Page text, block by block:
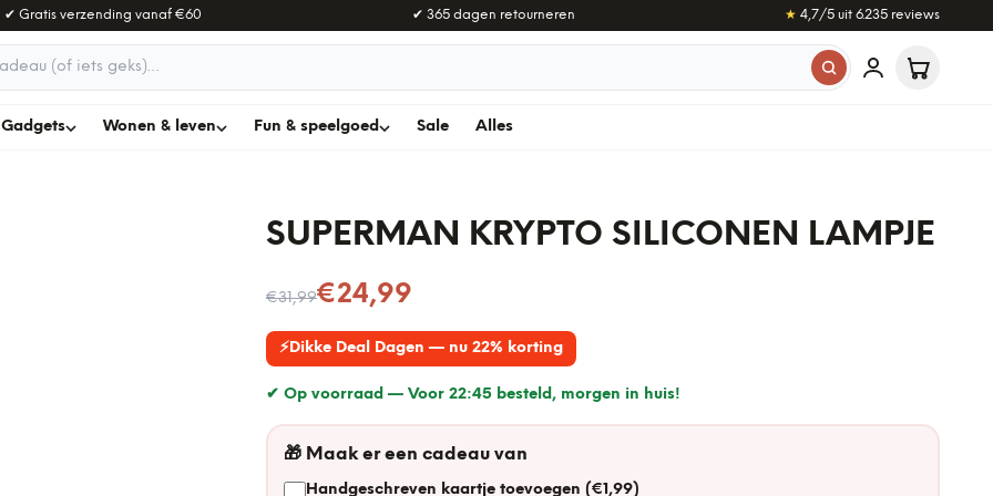
✔ Gratis verzending vanaf€60 ✔ 365 dagen retourneren ★ 4,7/5 uit 6.235reviews
Gadgets Wonen & leven Fun & speelgoed Sale Alles
SUPERMAN KRYPTO SILICONEN LAMPJE
€31,99
Nu voor€24,99
⚡Dikke Deal Dagen — nu 22% korting
✔ Op voorraad — Voor 22:45 besteld, morgen in huis!
🎁 Maak er een cadeau van
Handgeschreven kaartje toevoegen (€1,99)